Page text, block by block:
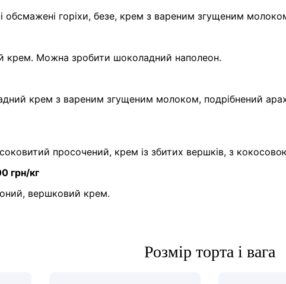
обсмажені горіхи, безе, крем з вареним згущеним
крем. Можна зробити шоколадний наполеон.
крем з вареним згущеним молоком, подрібнений
просочений, крем із збитих вершків, з
грн/кг
вершковий крем.
Розмір торта і вага